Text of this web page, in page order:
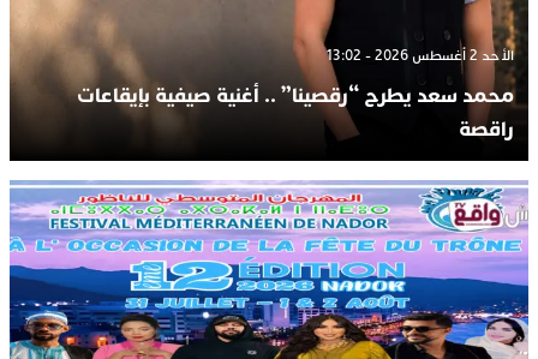
الأحد 2 أغسطس 2026 - 13:02
محمد سعد يطرح “رقصينا” .. أغنية صيفية بإيقاعات
راقصة